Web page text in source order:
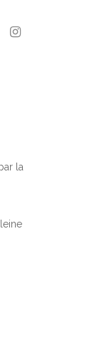
la